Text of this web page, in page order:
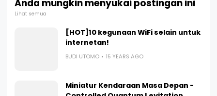
Anda mungkin menyukai postingan ini
Lihat semua
[HOT]10 kegunaan WiFi selain untuk
internetan!
BUDI UTOMO 15 YEARS AGO
Miniatur Kendaraan Masa Depan -